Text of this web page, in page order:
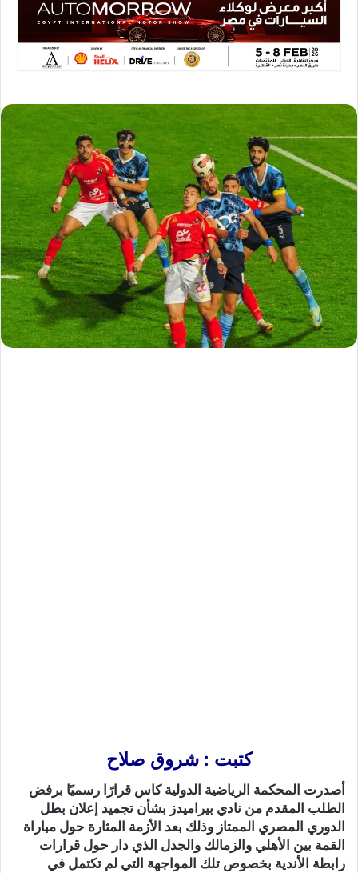
كتبت : شروق صلاح
أصدرت المحكمة الرياضية الدولية كاس قرارًا رسميًا برفض
الطلب المقدم من نادي بيراميدز بشأن تجميد إعلان بطل
الدوري المصري الممتاز وذلك بعد الأزمة المثارة حول مباراة
القمة بين الأهلي والزمالك والجدل الذي دار حول قرارات
رابطة الأندية بخصوص تلك المواجهة التي لم تكتمل في